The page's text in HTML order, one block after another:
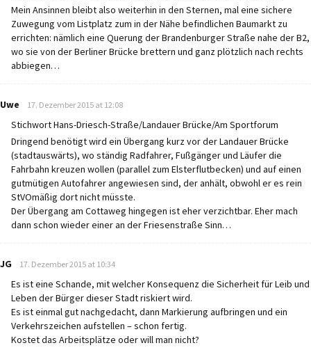
Mein Ansinnen bleibt also weiterhin in den Sternen, mal eine sichere
Zuwegung vom Listplatz zum in der Nähe befindlichen Baumarkt zu
errichten: nämlich eine Querung der Brandenburger Straße nahe der B2,
wo sie von der Berliner Brücke brettern und ganz plötzlich nach rechts
abbiegen…
Uwe says:
17. Dezember 2015 at 12:08
Stichwort Hans-Driesch-Straße/Landauer Brücke/Am Sportforum
Dringend benötigt wird ein Übergang kurz vor der Landauer Brücke
(stadtauswärts), wo ständig Radfahrer, Fußgänger und Läufer die
Fahrbahn kreuzen wollen (parallel zum Elsterflutbecken) und auf einen
gutmütigen Autofahrer angewiesen sind, der anhält, obwohl er es rein
StVOmäßig dort nicht müsste.
Der Übergang am Cottaweg hingegen ist eher verzichtbar. Eher mach
dann schon wieder einer an der Friesenstraße Sinn…
JG says:
17. Dezember 2015 at 10:34
Es ist eine Schande, mit welcher Konsequenz die Sicherheit für Leib und
Leben der Bürger dieser Stadt riskiert wird.
Es ist einmal gut nachgedacht, dann Markierung aufbringen und ein
Verkehrszeichen aufstellen – schon fertig.
Kostet das Arbeitsplätze oder will man nicht?